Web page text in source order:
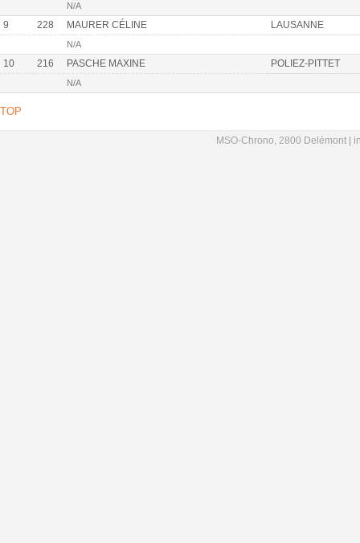
N/A
9 228 MAURER CÉLINE LAUSANNE
N/A
10 216 PASCHE MAXINE POLIEZ-PITTET
N/A
TOP
MSO-Chrono, 2800 Delémont |